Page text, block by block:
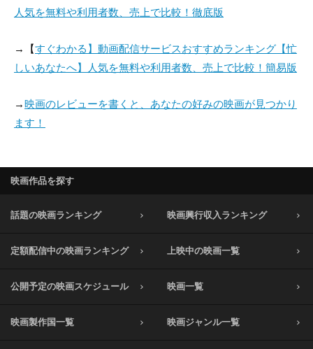
人気を無料や利用者数、売上で比較！徹底版
→【すぐわかる】動画配信サービスおすすめランキング【忙
しいあなたへ】人気を無料や利用者数、売上で比較！簡易版
→映画のレビューを書くと、あなたの好みの映画が見つかり
ます！
映画作品を探す
話題の映画ランキング 映画興行収入ランキング
定額配信中の映画ランキング 上映中の映画一覧
公開予定の映画スケジュール 映画一覧
映画製作国一覧 映画ジャンル一覧